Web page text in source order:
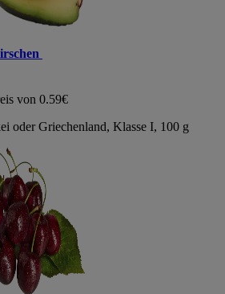
von 0.59€
oder Griechenland, Klasse I, 100 g